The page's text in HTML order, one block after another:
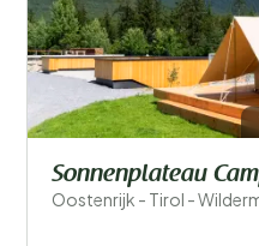
Sonnenplateau
Oostenrijk - Tirol -